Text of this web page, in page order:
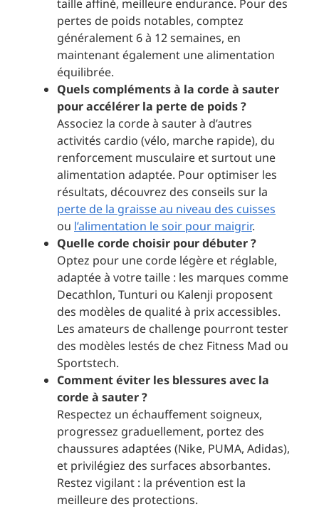
taille affiné, meilleure endurance. Pour des
pertes de poids notables, comptez
généralement 6 à 12 semaines, en
maintenant également une alimentation
équilibrée.
Quels compléments à la corde à sauter
pour accélérer la perte de poids ?
Associez la corde à sauter à d’autres
activités cardio (vélo, marche rapide), du
renforcement musculaire et surtout une
alimentation adaptée. Pour optimiser les
résultats, découvrez des conseils sur la
perte de la graisse au niveau des cuisses
ou l’alimentation le soir pour maigrir.
Quelle corde choisir pour débuter ?
Optez pour une corde légère et réglable,
adaptée à votre taille : les marques comme
Decathlon, Tunturi ou Kalenji proposent
des modèles de qualité à prix accessibles.
Les amateurs de challenge pourront tester
des modèles lestés de chez Fitness Mad ou
Sportstech.
Comment éviter les blessures avec la
corde à sauter ?
Respectez un échauffement soigneux,
progressez graduellement, portez des
chaussures adaptées (Nike, PUMA, Adidas),
et privilégiez des surfaces absorbantes.
Restez vigilant : la prévention est la
meilleure des protections.